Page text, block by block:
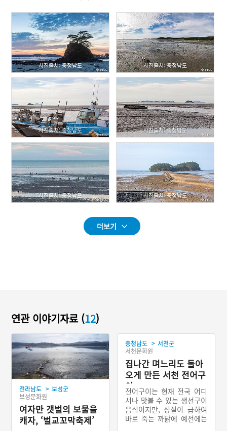
사진출처: 충청남도 사진출처: 충청남도
사진출처: 충청남도 사진출처: 충청남도
사진출처: 충청남도 사진출처: 충청남도
더보기
연관 이야기자료 (12)
전라남도 > 보성군
보성문화원
여자만 갯벌의 보물을
캐자, ‘벌교꼬막축제’
충청남도 > 서천군
서천문화원
집나간 며느리도 돌아
오게 만든 서천 전어구
이
전어구이는 현재 전국 어디
서나 맛볼 수 있는 생선구이
음식이지만, 성질이 급하여
바로 죽는 까닭에 예전에는